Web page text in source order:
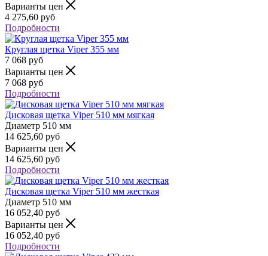
Варианты цен
4 275,60 руб
Подробности
Круглая щетка Viper 355 мм
7 068 руб
Варианты цен
7 068 руб
Подробности
Дисковая щетка Viper 510 мм мягкая
Диаметр 510 мм
14 625,60 руб
Варианты цен
14 625,60 руб
Подробности
Дисковая щетка Viper 510 мм жесткая
Диаметр 510 мм
16 052,40 руб
Варианты цен
16 052,40 руб
Подробности